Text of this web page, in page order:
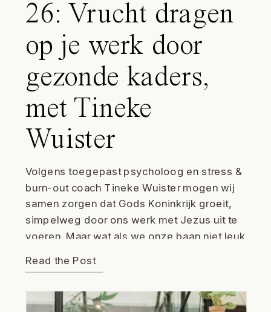
26: Vrucht dragen
op je werk door
gezonde kaders,
met Tineke
Wuister
Volgens toegepast psycholoog en stress &
burn-out coach Tineke Wuister mogen wij
samen zorgen dat Gods Koninkrijk groeit,
simpelweg door ons werk met Jezus uit te
voeren. Maar wat als we onze baan niet leuk
kun je dan nog wel vrucht dragen? Tineke:
Read the Post